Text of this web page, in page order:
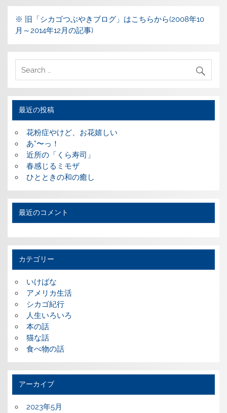
※ 旧「シカゴつぶやきブログ」はこちらから(2008年10
月～2014年12月の記事)
最近の投稿
花粉症やけど、お花嬉しい
あ”〜っ！
近所の「くら寿司」
春感じるミモザ
ひとときの和の癒し
最近のコメント
カテゴリー
いけばな
アメリカ生活
シカゴ紀行
人生いろいろ
本の話
猫な話
食べ物の話
アーカイブ
2023年5月